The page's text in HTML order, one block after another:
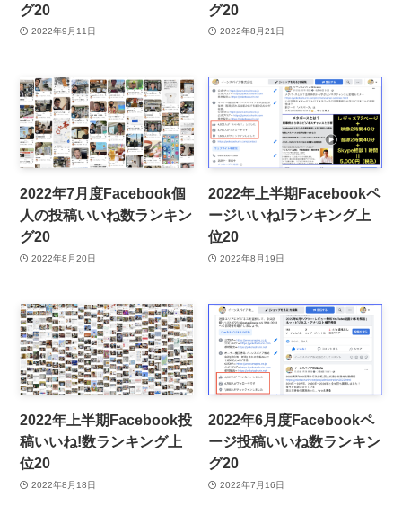
グ20
2022年9月11日
グ20
2022年8月21日
2022年7月度Facebook個
人の投稿いいね数ランキン
グ20
2022年8月20日
2022年上半期Facebookペ
ージいいね!ランキング上
位20
2022年8月19日
2022年上半期Facebook投
稿いいね!数ランキング上
位20
2022年8月18日
2022年6月度Facebookペ
ージ投稿いいね数ランキン
グ20
2022年7月16日